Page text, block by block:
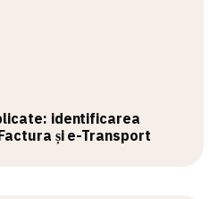
identificarea
și e-Transport